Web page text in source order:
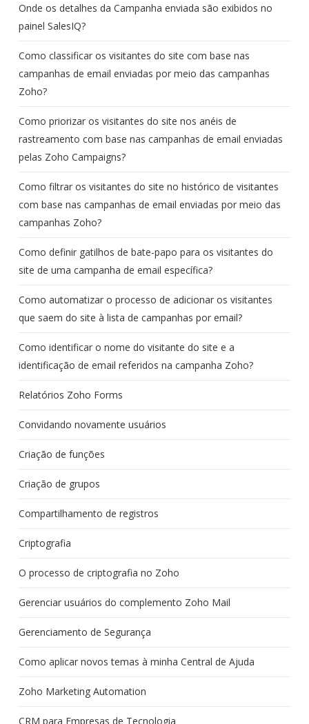
Onde os detalhes da Campanha enviada são exibidos no
painel SalesIQ?
Como classificar os visitantes do site com base nas
campanhas de email enviadas por meio das campanhas
Zoho?
Como priorizar os visitantes do site nos anéis de
rastreamento com base nas campanhas de email enviadas
pelas Zoho Campaigns?
Como filtrar os visitantes do site no histórico de visitantes
com base nas campanhas de email enviadas por meio das
campanhas Zoho?
Como definir gatilhos de bate-papo para os visitantes do
site de uma campanha de email específica?
Como automatizar o processo de adicionar os visitantes
que saem do site à lista de campanhas por email?
Como identificar o nome do visitante do site e a
identificação de email referidos na campanha Zoho?
Relatórios Zoho Forms
Convidando novamente usuários
Criação de funções
Criação de grupos
Compartilhamento de registros
Criptografia
O processo de criptografia no Zoho
Gerenciar usuários do complemento Zoho Mail
Gerenciamento de Segurança
Como aplicar novos temas à minha Central de Ajuda
Zoho Marketing Automation
CRM para Empresas de Tecnologia